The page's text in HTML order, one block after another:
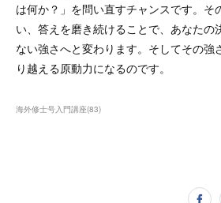
は何か？」を問い直すチャンスです。そ
い、答えを磨き続けることで、あなたの
ない強さへと変わります。そしてその強
り越える原動力になるのです。
海外修士号入門講座(83)